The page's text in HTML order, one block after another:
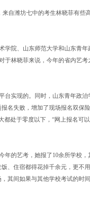
自潍坊七中的考生林晓菲有些
院、山东师范大学和山东青年
于林晓菲来说，今年的省内艺考
实现的。同时，山东青年政治
名失败，增加了现场报名双保险
都处于零度以下，“网上报名可
的艺考，她报了10余所学校，
、住宿都得花掉千余元，更不
其间如果与其他学校考试的时